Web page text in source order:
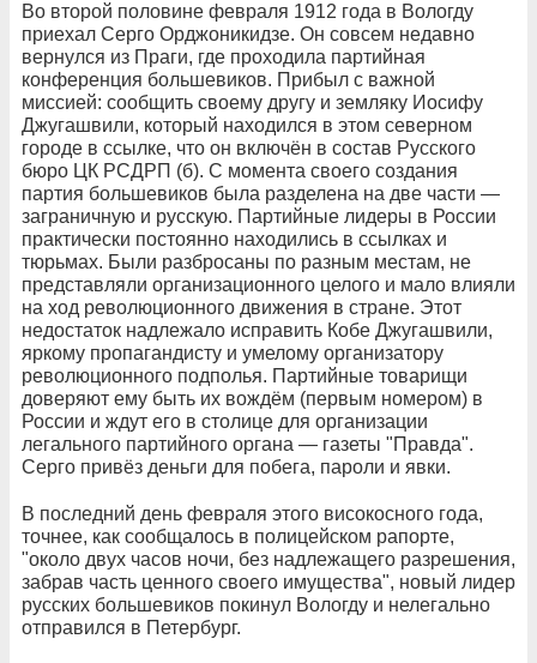
Во второй половине февраля 1912 года в Вологду
приехал Серго Орджоникидзе. Он совсем недавно
вернулся из Праги, где проходила партийная
конференция большевиков. Прибыл с важной
миссией: сообщить своему другу и земляку Иосифу
Джугашвили, который находился в этом северном
городе в ссылке, что он включён в состав Русского
бюро ЦК РСДРП (б). С момента своего создания
партия большевиков была разделена на две части —
заграничную и русскую. Партийные лидеры в России
практически постоянно находились в ссылках и
тюрьмах. Были разбросаны по разным местам, не
представляли организационного целого и мало влияли
на ход революционного движения в стране. Этот
недостаток надлежало исправить Кобе Джугашвили,
яркому пропагандисту и умелому организатору
революционного подполья. Партийные товарищи
доверяют ему быть их вождём (первым номером) в
России и ждут его в столице для организации
легального партийного органа — газеты "Правда".
Серго привёз деньги для побега, пароли и явки.
В последний день февраля этого високосного года,
точнее, как сообщалось в полицейском рапорте,
"около двух часов ночи, без надлежащего разрешения,
забрав часть ценного своего имущества", новый лидер
русских большевиков покинул Вологду и нелегально
отправился в Петербург.